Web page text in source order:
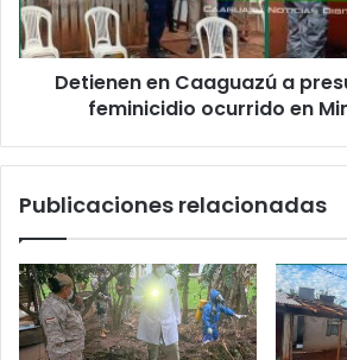
Detienen en Caaguazú a
feminicidio ocurrido en
Publicaciones relacionadas